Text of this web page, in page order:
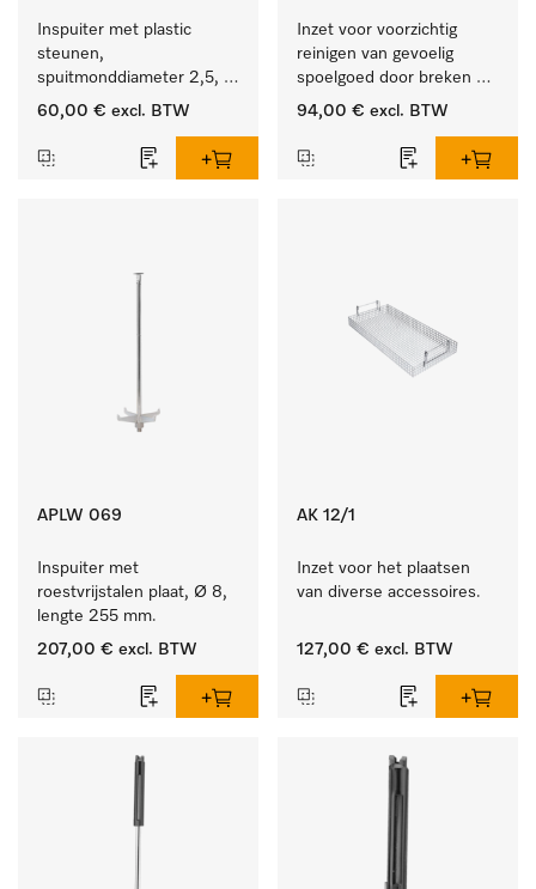
Inspuiter met plastic
steunen,
spuitmonddiameter 2,5,
lengte 80 mm, 5 stuks.
60,00 € excl. BTW
Inzet voor voorzichtig
reinigen van gevoelig
spoelgoed door breken
reinigingsstraal.
94,00 € excl. BTW
APLW 069
Inspuiter met
roestvrijstalen plaat, Ø 8,
lengte 255 mm.
207,00 € excl. BTW
AK 12/1
Inzet voor het plaatsen
van diverse accessoires.
127,00 € excl. BTW